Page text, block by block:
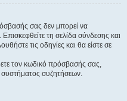
σας δεν μπορεί να
τη σελίδα σύνδεσης και
τις οδηγίες και θα είστε σε
τον κωδικό πρόσβασής σας,
συστήματος συζητήσεων.